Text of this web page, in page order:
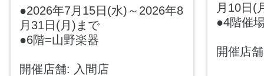
●2026年7月15日(水)～2026年8
月31日(月)まで
●6階=山野楽器
開催店舗: 入間店
月10日(
●4階催
開催店